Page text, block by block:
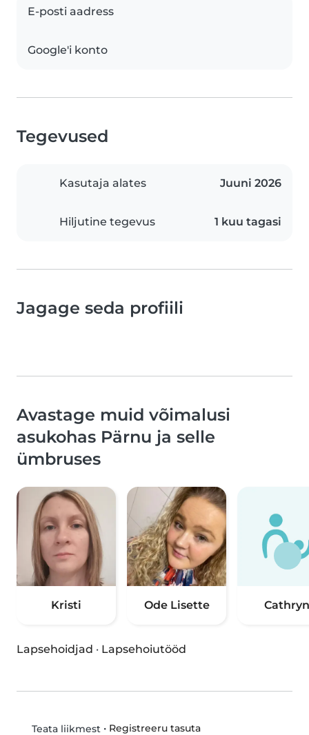
E-posti aadress
Google'i konto
Tegevused
Kasutaja alates Juuni 2026
Hiljutine tegevus 1 kuu tagasi
Jagage seda profiili
Avastage muid võimalusi
asukohas Pärnu ja selle
ümbruses
Kristi Ode Lisette Cathryn
Lapsehoidjad · Lapsehoiutööd
Teata liikmest • Registreeru tasuta